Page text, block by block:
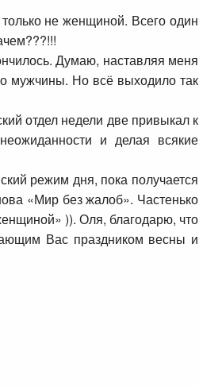
не женщиной. Всего один
Думаю, наставляя меня
мужчины. Но всё выходило так
отдел недели две привыкал к
и делая всякие
режим дня, пока получается
«Мир без жалоб». Частенько
)). Оля, благодарю, что
Вас праздником весны и